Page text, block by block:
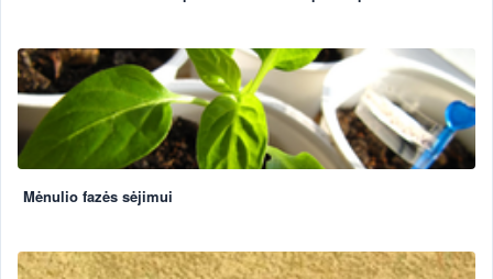
Mėnulio fazės sėjimui